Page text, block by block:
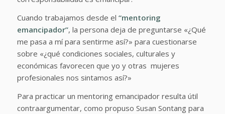
Cuando trabajamos desde el “mentoring
emancipador”, la persona deja de preguntarse «¿Qué
me pasa a mí para sentirme así?» para cuestionarse
sobre «¿qué condiciones sociales, culturales y
económicas favorecen que yo y otras mujeres
profesionales nos sintamos así?»
Para practicar un mentoring emancipador resulta útil
contraargumentar, como propuso Susan Sontang para